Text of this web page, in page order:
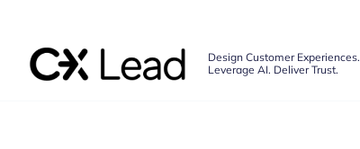
Design Customer Experiences.
Leverage AI. Deliver Trust.